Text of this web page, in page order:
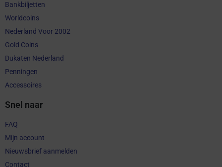
Bankbiljetten
Worldcoins
Nederland Voor 2002
Gold Coins
Dukaten Nederland
Penningen
Accessoires
Snel naar
FAQ
Mijn account
Nieuwsbrief aanmelden
Contact